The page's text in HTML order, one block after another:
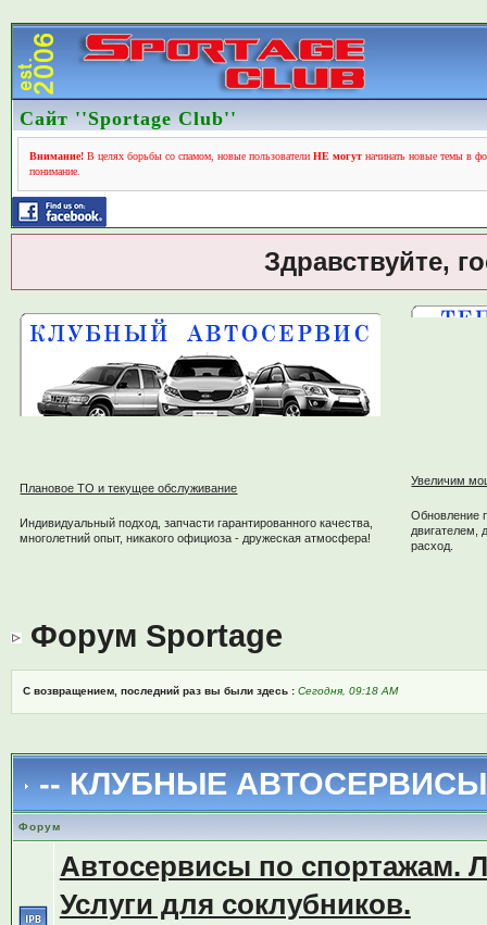
Сайт ''Sportage Club''
Внимание!В целях борьбы со спамом, новые пользователи НЕ могутначинать новые темы в
понимание.
Здравствуйте,
Плановое ТО и текущее обслуживание
Индивидуальный подход, запчасти гарантированного качества,
многолетний опыт, никакого официоза - дружеская атмосфера!
Увеличим
Обновление
двигателем,
расход.
Форум Sportage
С возвращением, последний раз вы были здесь : Сегодня, 09:18 AM
-- КЛУБНЫЕ
Форум
Автосервисы по спортажам.
Услуги для соклубников.